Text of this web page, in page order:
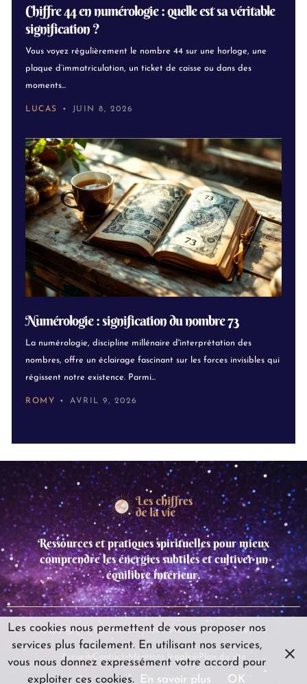
Chiffre 44 en numérologie : quelle est sa véritable
signification ?
Vous voyez régulièrement le nombre 44 sur une horloge, une
plaque d’immatriculation, un ticket de caisse ou dans des
moments...
LUCAS JUIN 8, 2026
Numérologie : signification du nombre 73
La numérologie, discipline millénaire d'interprétation des
nombres, offre un éclairage fascinant sur les forces invisibles qui
régissent notre existence. Parmi...
ROMY AVRIL 9, 2026
Ressources et pratiques spirituelles pour mieux
comprendre les énergies subtiles et cultiver un
équilibre intérieur.
Copyright © 2025 leschiffresdelavie,Tous droits réservés.
Accueil Mentions légales Plan du site
Les cookies nous permettent de vous proposer nos
services plus facilement. En utilisant nos services,
vous nous donnez expressément votre accord pour
exploiter ces cookies.
En savoir plus OK